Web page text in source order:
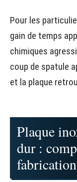
Pour les
gain de temps
chimiques
coup de spatule
et la plaque
Plaque
dur :
fabrication